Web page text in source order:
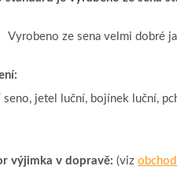
Vyrobeno ze sena velmi dobré
seno, jetel luční, bojínek luční,
výjimka v dopravě: (viz